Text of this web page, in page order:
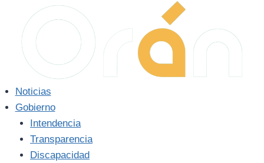
contenido
Noticias
Gobierno
Intendencia
Transparencia
Discapacidad